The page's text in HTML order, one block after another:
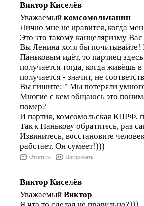
Виктор Киселёв
Уважаемый комсомольчанин
Лично мне не нравится, когда
Это кто такому канцеляризму
Вы Ленина хотя бы почитывайте!
Паньковым идёт, то партиец
получается тогда, когда
получается - значит, не
Вы пишите: " Мы потеряли
Многие с кем общаюсь это
помер?
И партия, комсомольская КПРФ,
Так к Панькову обратитесь, раз
Извинитесь, восстановите
работает. Он сумеет!)))
Ответить Цитировать
Виктор Киселёв
Уважаемый Виктор